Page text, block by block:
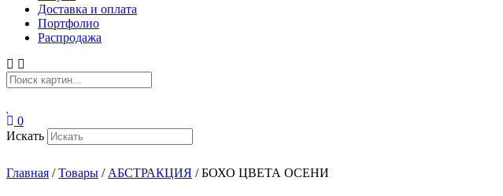
Доставка и оплата
Портфолио
Распродажа
0
Искать
Главная /Товары / АБСТРАКЦИЯ /БОХО ЦВЕТА ОСЕНИ